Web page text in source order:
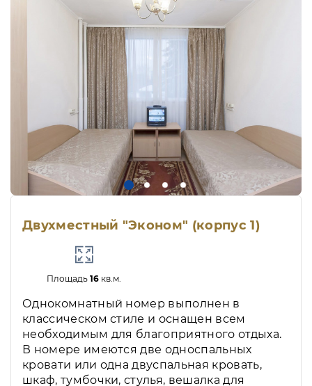
Двухместный "Эконом" (корпус 1)
Площадь16 кв.м.
Однокомнатный номер выполнен в
классическом стиле и оснащен всем
необходимым для благоприятного отдыха.
В номере имеются две односпальных
кровати или одна двуспальная кровать,
шкаф, тумбочки, стулья, вешалка для